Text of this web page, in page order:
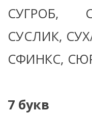
СУГРОБ,
СУСЛИК,
СФИНКС,
7 букв